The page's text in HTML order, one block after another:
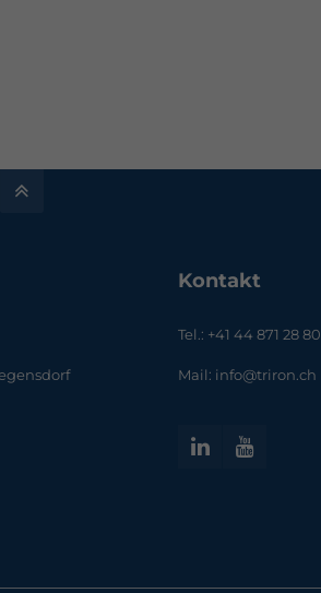
Kontakt
Tel.: +41 44 871 28 80
Mail: info@triron.ch